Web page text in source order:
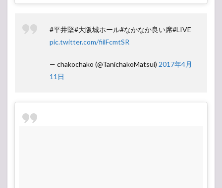
#平井堅#大阪城ホール#なかなか良い席#LIVE
pic.twitter.com/fiilFcmtSR
— chakochako (@TanichakoMatsui) 2017年4月
11日